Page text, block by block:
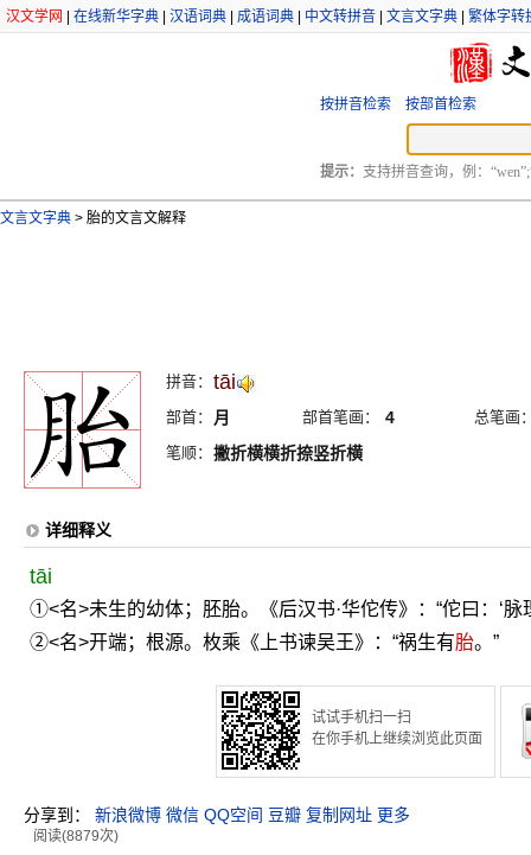
汉文学网 在线新华字典 汉语词典 成语词典 中文转拼音 文言文字典 繁体字转
按拼音检索 按部首检索
提示： 支持拼音查询，例：
文言文字典 > 胎的文言文解释
拼音： tāi
部首： 月 部首笔画： 4
总笔画
笔顺： 撇折横横折捺竖折横
详细释义
tāi
①<名>未生的幼体；胚胎。《后汉书·华佗传》：“佗曰：‘脉
②<名>开端；根源。枚乘《上书谏吴王》：“祸生有胎。”
试试手机扫一扫
在你手机上继续浏览此页面
分享到： 新浪微博 微信 QQ空间 豆瓣 复制网址 更多
阅读(8879次)